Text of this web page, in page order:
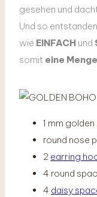
gesehen und
Und so
wie EINFACH und
somit eine
1 mm
round nose
2 earring
4 round
4 daisy